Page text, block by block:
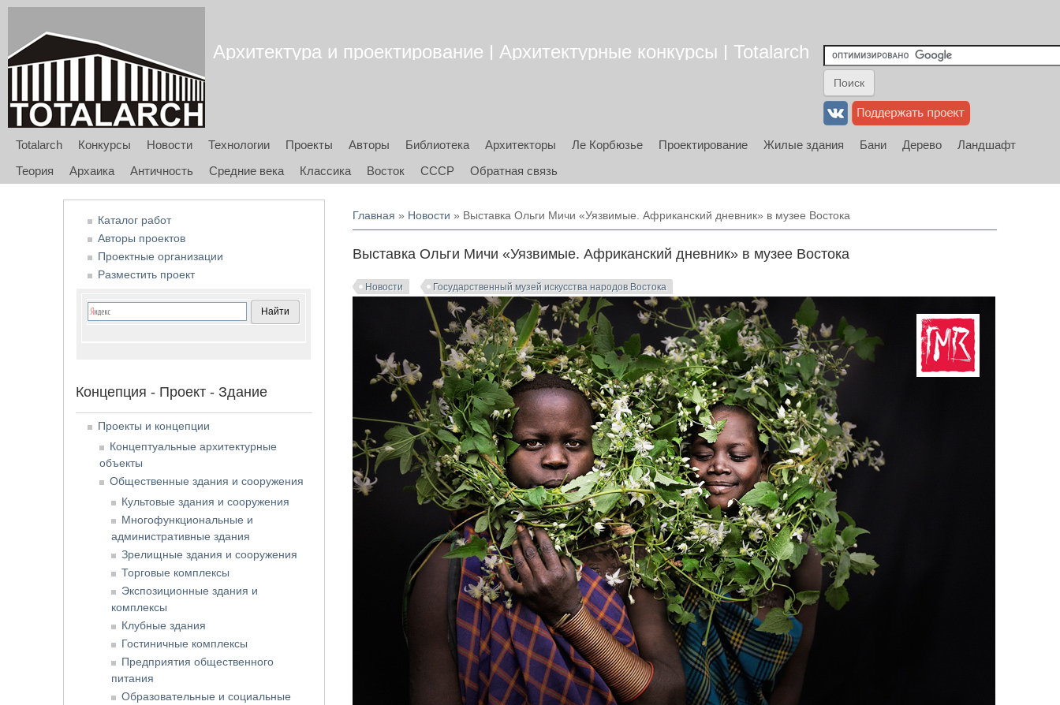
Архитектура и проектирование | Архитектурные конкурсы | Totalarch
Totalarch Конкурсы Новости Технологии Проекты Авторы Библиотека Архитекторы Ле Корбюзье Проектирование Жилые здания Бани Дерево
Ландшафт
Теория
Архаика Античность Средние века Классика Восток СССР Обратная связь
Вы здесь
Главная » Новости » Выставка Ольги Мичи «Уязвимые. Африканский дневник» в музее Востока
Выставка Ольги Мичи «Уязвимые. Африканский дневник» в музее Востока
Новости Государственный музей искусства народов Востока
Каталог работ
Авторы проектов
Проектные организации
Разместить проект
Концепция - Проект - Здание
Проекты и концепции
Концептуальные архитектурные
объекты
Общественные здания и сооружения
Культовые здания и сооружения
Многофункциональные и
административные здания
Зрелищные здания и сооружения
Торговые комплексы
Экспозиционные здания и
комплексы
Клубные здания
Гостиничные комплексы
Предприятия общественного
питания
Образовательные и социальные